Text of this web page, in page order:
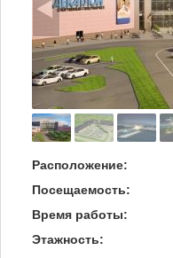
Расположение:
Посещаемость:
Время работы:
Этажность: